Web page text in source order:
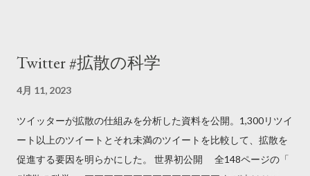
Twitter #拡散の科学
4月 11, 2023
ツイッターが拡散の仕組みを分析した資料を公開。1,300リツイ
ート以上のツイートとそれ未満のツイートを比較して、拡散を
促進する要因を明らかにした。 世界初公開 全148ページの「